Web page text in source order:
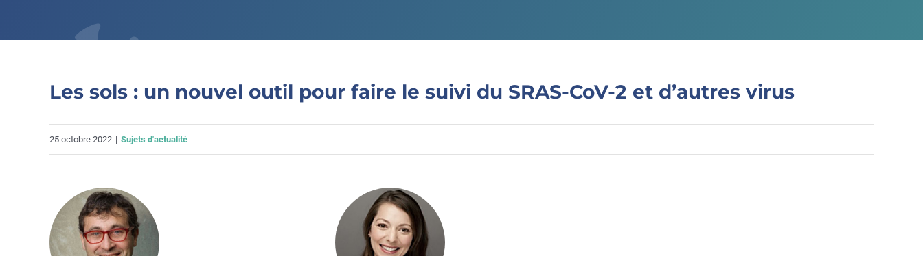
Les sols : un nouvel outil pour faire le suivi du SRAS-CoV-2 et d’autres virus
25 octobre 2022 | Sujets d'actualité